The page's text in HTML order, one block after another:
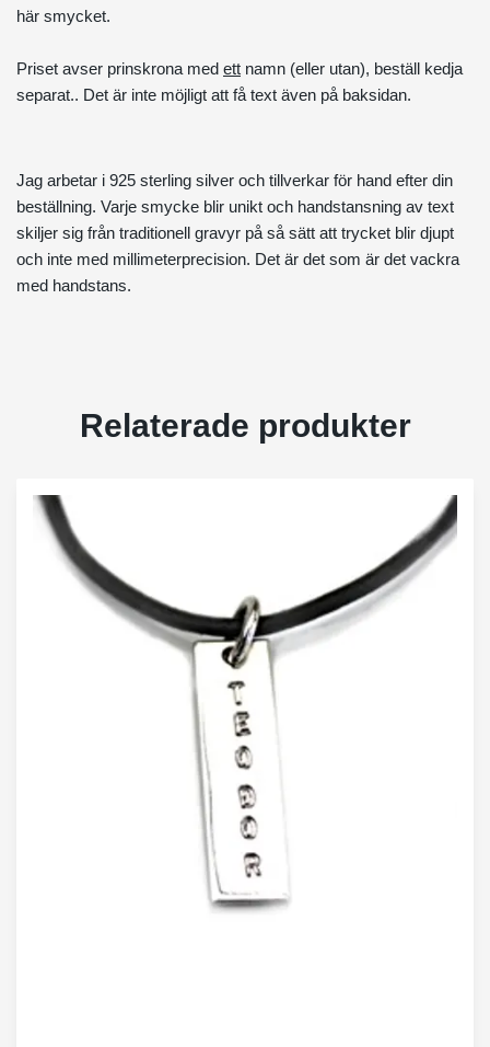
här smycket.
Priset avser prinskrona med ett namn (eller utan), beställ kedja
separat.. Det är inte möjligt att få text även på baksidan.
Jag arbetar i 925 sterling silver och tillverkar för hand efter din
beställning. Varje smycke blir unikt och handstansning av text
skiljer sig från traditionell gravyr på så sätt att trycket blir djupt
och inte med millimeterprecision. Det är det som är det vackra
med handstans.
Relaterade produkter